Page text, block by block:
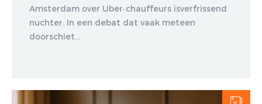
Amsterdam over Uber‑chauffeurs isverfrissend
nuchter. In een debat dat vaak meteen
doorschiet...